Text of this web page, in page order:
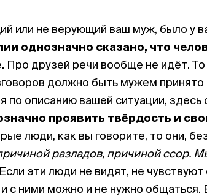
или не верующий ваш муж, было у
однозначно сказано, что
Про друзей речи вообще не идёт. То
должно быть мужем
по описанию вашей ситуации,
проявить твёрдость и
люди, как вы говорите, то они,
разладов, причиной ссор.
Если эти люди не видят, не
и с ними можно и не нужно общаться.